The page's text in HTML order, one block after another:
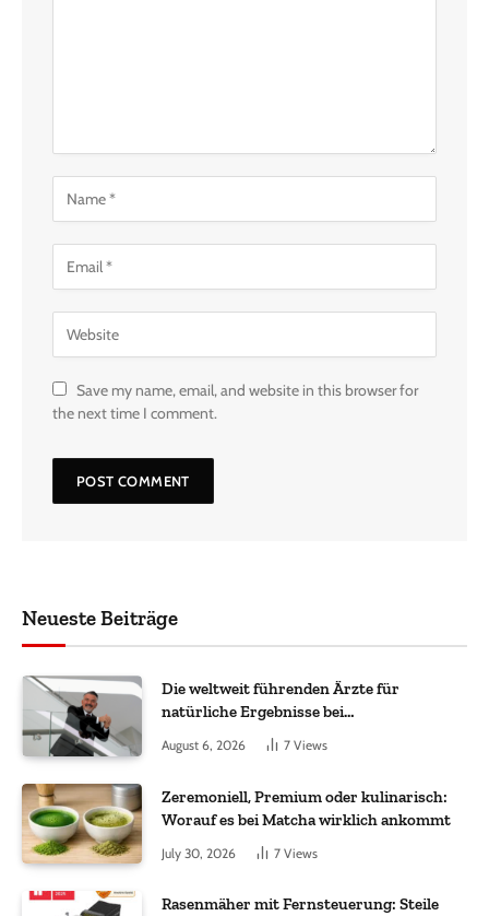
Save my name, email, and website in this browser for
the next time I comment.
Neueste Beiträge
Die weltweit führenden Ärzte für
natürliche Ergebnisse bei
Haartransplantationen
August 6, 2026 7 Views
Zeremoniell, Premium oder kulinarisch:
Worauf es bei Matcha wirklich ankommt
July 30, 2026 7 Views
Rasenmäher mit Fernsteuerung: Steile